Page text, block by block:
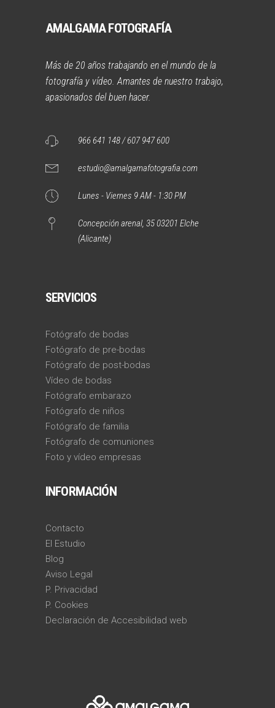
AMALGAMA FOTOGRAFÍA
Más de 20 años trabajando en el mundo de la
fotografía y vídeo. Amantes de nuestro trabajo,
apasionados del buen hacer.
966 641 148 / 607 947 600
estudio@amalgamafotografia.com
Lunes - Viernes 9 AM - 1:30 PM
Concepción arenal, 35 03201 Elche
(Alicante)
SERVICIOS
Fotógrafo de bodas
Fotógrafo de pre-bodas
Fotógrafo de post-bodas
Vídeo de bodas
Fotógrafo embarazo
Fotógrafo de niños
Fotógrafo de familia
Fotógrafo de comuniones
Foto y vídeo empresas
INFORMACIÓN
Contacto
El Estudio
Blog
Aviso Legal
P. Privacidad
P. Cookies
Declaración de Accesibilidad web